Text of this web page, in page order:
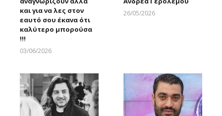
και για να λες στον
εαυτό σου έκανα ότι
καλύτερο μπορούσα
!!!
03/06/2026
26/05/2026